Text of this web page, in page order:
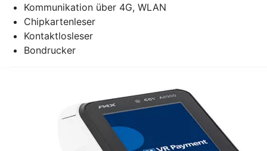
Kommunikation über 4G, WLAN
Chipkartenleser
Kontaktlosleser
Bondrucker